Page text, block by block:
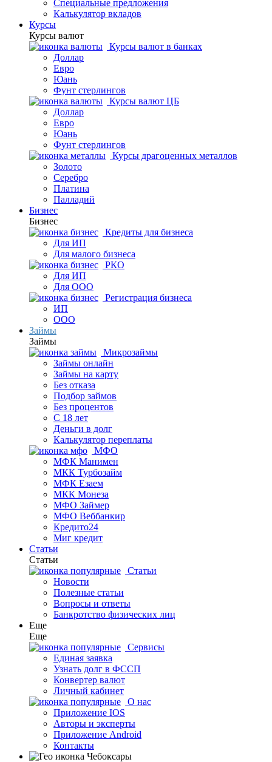
Специальные предложения
Калькулятор вкладов
Курсы
Курсы валют
Курсы валют в банках
Доллар
Евро
Юань
Фунт стерлингов
Курсы валют ЦБ
Доллар
Евро
Юань
Фунт стерлингов
Курсы драгоценных металлов
Золото
Серебро
Платина
Палладий
Бизнес
Бизнес
Кредиты для бизнеса
Для ИП
Для малого бизнеса
РКО
Для ИП
Для ООО
Регистрация бизнеса
ИП
ООО
Займы
Займы
Микрозаймы
Займы онлайн
Займы на карту
Без отказа
Подбор займов
Без процентов
С 18 лет
Деньги в долг
Калькулятор переплаты
МФО
МФК Манимен
МКК Турбозайм
МФК Езаем
МКК Монеза
МФО Займер
МФО Веббанкир
Кредито24
Миг кредит
Статьи
Статьи
Статьи
Новости
Полезные статьи
Вопросы и ответы
Банкротство физических лиц
Еще
Еще
Сервисы
Единая заявка
Узнать долг в ФССП
Конвертер валют
Личный кабинет
О нас
Приложение IOS
Авторы и эксперты
Приложение Android
Контакты
Чебоксары